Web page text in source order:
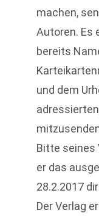
machen,
Autoren. Es
bereits
und dem
Bitte seines
er das
28.2.2017
Der Verlag